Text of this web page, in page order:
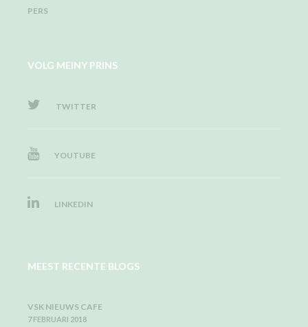
PERS
VOLG MEINY PRINS
TWITTER
YOUTUBE
LINKEDIN
MEEST RECENTE BLOGS
VSK NIEUWS CAFE
7 FEBRUARI 2018